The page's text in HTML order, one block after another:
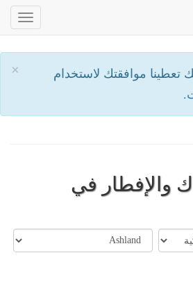
×
تعطينا موافقتك لاستخدام
والإفطار في